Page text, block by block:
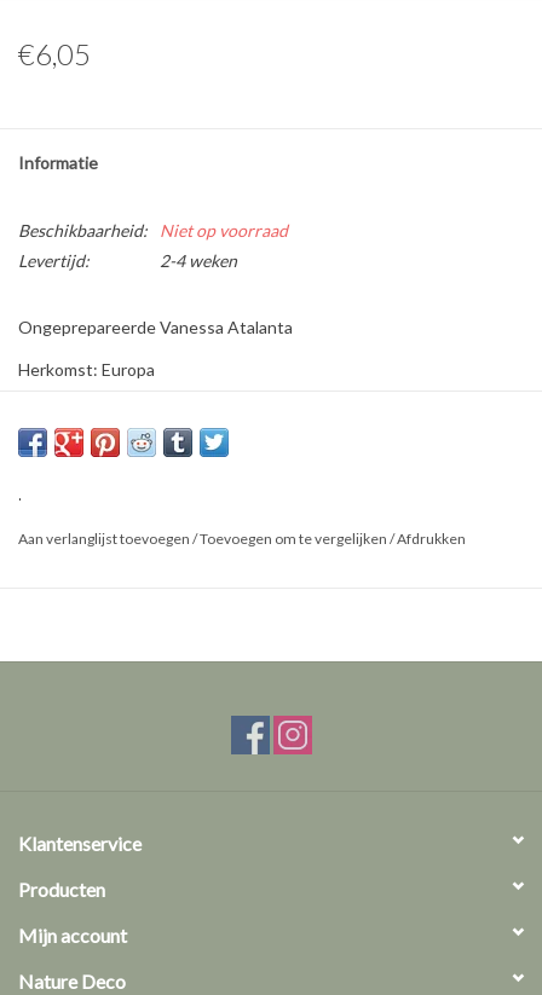
€6,05
Informatie
Beschikbaarheid:
Niet op voorraad
Levertijd:
2-4 weken
Ongeprepareerde Vanessa Atalanta
Herkomst: Europa
Maat: S/M
.
Aan verlanglijst toevoegen /Toevoegen om te vergelijken /Afdrukken
Klantenservice
Producten
Mijn account
Nature Deco